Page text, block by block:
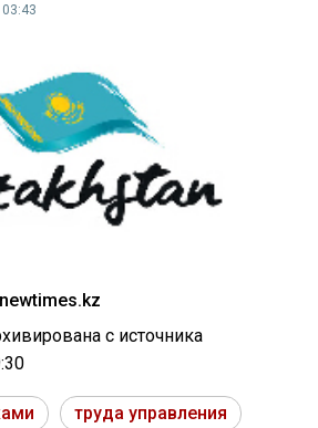
с источника
труда управления